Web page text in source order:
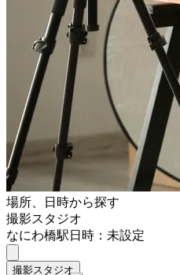
場所、日時から探す
撮影スタジオ
なにわ橋駅日時：未設定
撮影スタジオ